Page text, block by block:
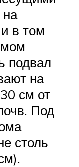
в том
подвал
на
см от
Под
столь